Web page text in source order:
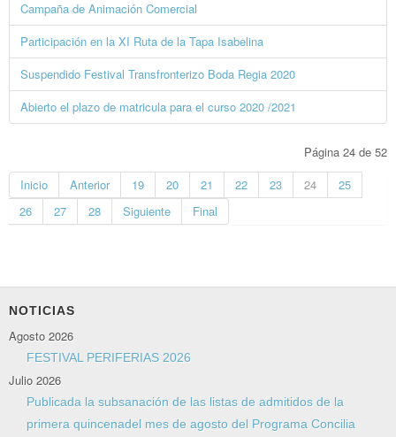
Campaña de Animación Comercial
Participación en la XI Ruta de la Tapa Isabelina
Suspendido Festival Transfronterizo Boda Regia 2020
Abierto el plazo de matricula para el curso 2020 /2021
Página 24 de 52
Inicio
Anterior 19 20 21 22 23 24
25
26
27 28 Siguiente Final
NOTICIAS
Agosto 2026
FESTIVAL PERIFERIAS 2026
Julio 2026
Publicada la subsanación de las listas de admitidos de la
primera quincenadel mes de agosto del Programa Concilia